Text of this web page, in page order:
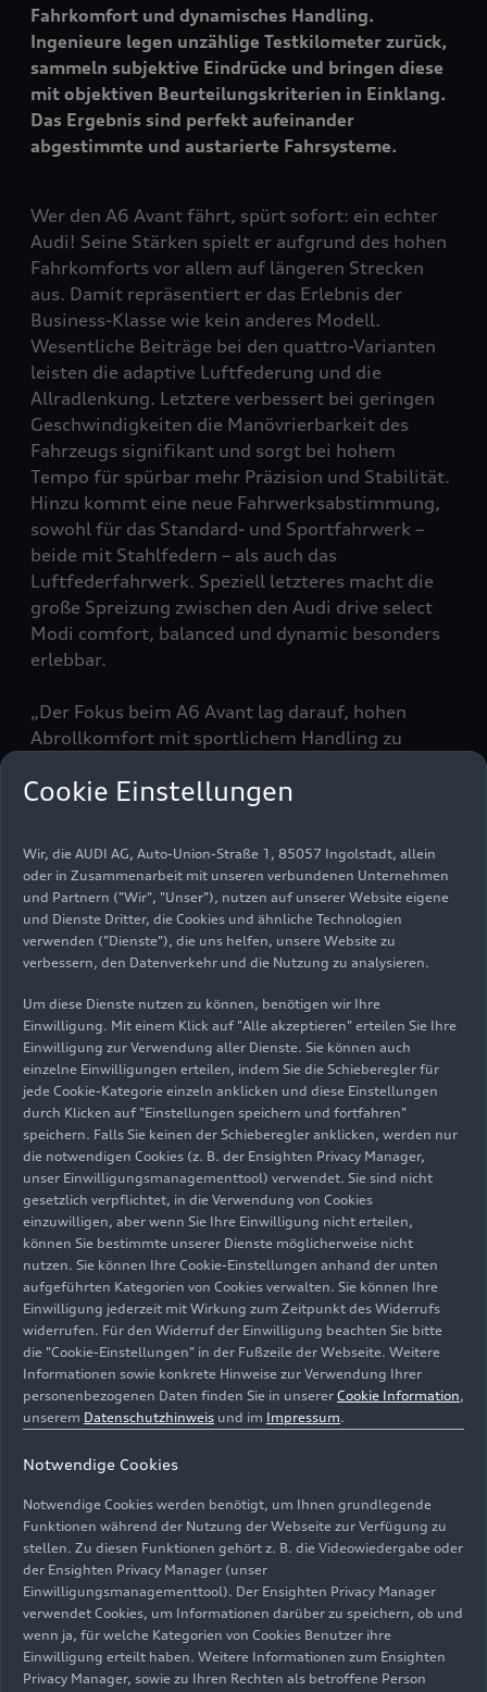
Fahrkomfort und dynamisches Handling.
Ingenieure legen unzählige Testkilometer zurück,
sammeln subjektive Eindrücke und bringen diese
mit objektiven Beurteilungskriterien in Einklang.
Das Ergebnis sind perfekt aufeinander
abgestimmte und austarierte Fahrsysteme.
Wer den A6 Avant fährt, spürt sofort: ein echter
Audi! Seine Stärken spielt er aufgrund des hohen
Fahrkomforts vor allem auf längeren Strecken
aus. Damit repräsentiert er das Erlebnis der
Business-Klasse wie kein anderes Modell.
Wesentliche Beiträge bei den quattro-Varianten
leisten die adaptive Luftfederung und die
Allradlenkung. Letztere verbessert bei geringen
Geschwindigkeiten die Manövrierbarkeit des
Fahrzeugs signifikant und sorgt bei hohem
Tempo für spürbar mehr Präzision und Stabilität.
Hinzu kommt eine neue Fahrwerksabstimmung,
sowohl für das Standard- und Sportfahrwerk –
beide mit Stahlfedern – als auch das
Luftfederfahrwerk. Speziell letzteres macht die
große Spreizung zwischen den Audi drive select
Modi comfort, balanced und dynamic besonders
erlebbar.
„Der Fokus beim A6 Avant lag darauf, hohen
Abrollkomfort mit sportlichem Handling zu
Entwicklung und Validierung der
ebenen Strecken oder holpriger Fahrbahn, im
Stop-and-Go-Verkehr oder beim Überholen: Der
A6 Avant sorgt in allen Situationen für ein
erstklassiges Fahrgefühl“, so Knauer.
Dies resultiert aus der Synthese der folgenden
Audi-typischen Fahreigenschaften: präzise,
kontrolliert, mühelos, solide, vernetzt und
insgesamt ausbalanciert. Diese DNA ist in jedem
Audi erlebbar, wobei die Ausprägung
modellbezogen variiert – abhängig vom
Fahrzeugkonzept. „Nachdem wir in der
Konzeptphase eines Modells zunächst die
Grundabstimmung festlegen, erfolgt im
Anschluss die Feinabstimmung jedes einzelnen
Gewerks, darunter beispielsweise die ESC-
Regelung, die Dämpferabstimmung, das Torque
Vectoring“, erklärt Peter Knauer. „Erst wenn alle
Systeme im optimalen Einklang sind, erreichen
wir das Audi-typische Fahrerlebnis.“
Umfangreiche
Abstimmungsarbeit: So
wird beurteilt
Dafür fließen während der Simulationen am
Computer und bei umfassenden
Erprobungsfahrten subjektive wie objektive
Beurteilungskriterien ein. Es gibt grundlegende
Messwerte, die zu erfüllen sind, aber nicht alles
Cookie Einstellungen
Wir, die AUDI AG, Auto-Union-Straße 1, 85057 Ingolstadt, allein
oder in Zusammenarbeit mit unseren verbundenen Unternehmen
und Partnern ("Wir", "Unser"), nutzen auf unserer Website eigene
und Dienste Dritter, die Cookies und ähnliche Technologien
verwenden ("Dienste"), die uns helfen, unsere Website zu
verbessern, den Datenverkehr und die Nutzung zu analysieren.
Um diese Dienste nutzen zu können, benötigen wir Ihre
Einwilligung. Mit einem Klick auf "Alle akzeptieren" erteilen Sie Ihre
Einwilligung zur Verwendung aller Dienste. Sie können auch
einzelne Einwilligungen erteilen, indem Sie die Schieberegler für
jede Cookie-Kategorie einzeln anklicken und diese Einstellungen
durch Klicken auf "Einstellungen speichern und fortfahren"
speichern. Falls Sie keinen der Schieberegler anklicken, werden nur
die notwendigen Cookies (z. B. der Ensighten Privacy Manager,
unser Einwilligungsmanagementtool) verwendet. Sie sind nicht
gesetzlich verpflichtet, in die Verwendung von Cookies
einzuwilligen, aber wenn Sie Ihre Einwilligung nicht erteilen,
können Sie bestimmte unserer Dienste möglicherweise nicht
nutzen. Sie können Ihre Cookie-Einstellungen anhand der unten
aufgeführten Kategorien von Cookies verwalten. Sie können Ihre
Einwilligung jederzeit mit Wirkung zum Zeitpunkt des Widerrufs
widerrufen. Für den Widerruf der Einwilligung beachten Sie bitte
die "Cookie-Einstellungen" in der Fußzeile der Webseite. Weitere
Informationen sowie konkrete Hinweise zur Verwendung Ihrer
personenbezogenen Daten finden Sie in unserer Cookie Information,
unserem Datenschutzhinweis und im Impressum.
Notwendige Cookies
Notwendige Cookies werden benötigt, um Ihnen grundlegende
Funktionen während der Nutzung der Webseite zur Verfügung zu
stellen. Zu diesen Funktionen gehört z. B. die Videowiedergabe oder
der Ensighten Privacy Manager (unser
Einwilligungsmanagementtool). Der Ensighten Privacy Manager
verwendet Cookies, um Informationen darüber zu speichern, ob und
wenn ja, für welche Kategorien von Cookies Benutzer ihre
Einwilligung erteilt haben. Weitere Informationen zum Ensighten
Privacy Manager, sowie zu Ihren Rechten als betroffene Person